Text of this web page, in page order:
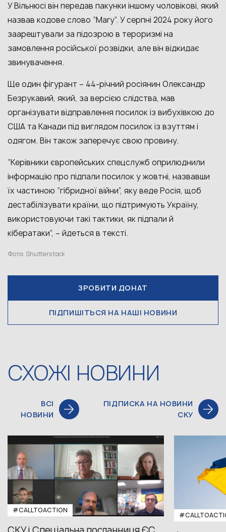
У Вільнюсі він передав пакунки іншому чоловікові, який
назвав кодове слово “Mary”. У серпні 2024 року його
заарештували за підозрою в тероризмі на
замовлення російської розвідки, але він відкидає
звинувачення.
Ще один фігурант – 44-річний росіянин Олександр
Безрукавий, який, за версією слідства, мав
організувати відправлення посилок із вибухівкою до
США та Канади під виглядом посилок із взуттям і
одягом. Він також заперечує свою провину.
“Керівники європейських спецслужб оприлюднили
інформацію про підпали посилок у жовтні, назвавши
їх частиною “гібридної війни”, яку веде Росія, щоб
дестабілізувати країни, що підтримують Україну,
використовуючи такі тактики, як підпали й
кібератаки”, – йдеться в тексті.
Фото: Shutterstock
ЗРОБИТИ ДОНАТ
ПІДПИШІТЬСЯ НА НАШІ НОВИНИ
СХОЖІ НОВИНИ
ВСІ
НОВИНИ
ПІДПИСКА НА НОВИНИ
СКУ
#CALLTOACTION